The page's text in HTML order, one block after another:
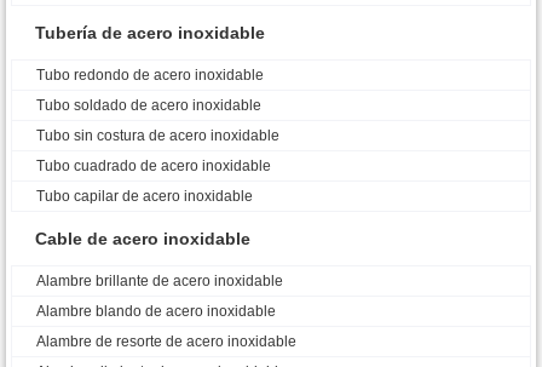
Tubería de acero inoxidable
Tubo redondo de acero inoxidable
Tubo soldado de acero inoxidable
Tubo sin costura de acero inoxidable
Tubo cuadrado de acero inoxidable
Tubo capilar de acero inoxidable
Cable de acero inoxidable
Alambre brillante de acero inoxidable
Alambre blando de acero inoxidable
Alambre de resorte de acero inoxidable